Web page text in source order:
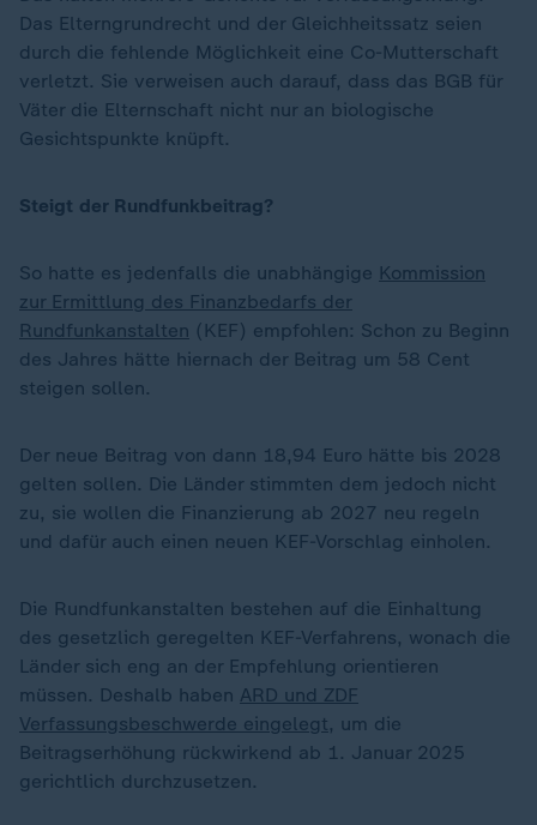
Das Elterngrundrecht und der Gleichheitssatz seien
durch die fehlende Möglichkeit eine Co-Mutterschaft
verletzt. Sie verweisen auch darauf, dass das BGB für
Väter die Elternschaft nicht nur an biologische
Gesichtspunkte knüpft.
Steigt der Rundfunkbeitrag?
So hatte es jedenfalls die unabhängige Kommission
zur Ermittlung des Finanzbedarfs der
Rundfunkanstalten (KEF) empfohlen: Schon zu Beginn
des Jahres hätte hiernach der Beitrag um 58 Cent
steigen sollen.
Der neue Beitrag von dann 18,94 Euro hätte bis 2028
gelten sollen. Die Länder stimmten dem jedoch nicht
zu, sie wollen die Finanzierung ab 2027 neu regeln
und dafür auch einen neuen KEF-Vorschlag einholen.
Die Rundfunkanstalten bestehen auf die Einhaltung
des gesetzlich geregelten KEF-Verfahrens, wonach die
Länder sich eng an der Empfehlung orientieren
müssen. Deshalb haben ARD und ZDF
Verfassungsbeschwerde eingelegt, um die
Beitragserhöhung rückwirkend ab 1. Januar 2025
gerichtlich durchzusetzen.